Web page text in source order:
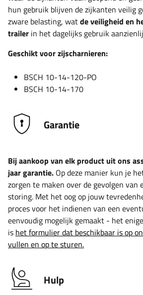
hun gebruik blijven de zijkanten veilig
zware belasting, watde veiligheid en
trailer in het dagelijks gebruik
Geschikt voor zijscharnieren:
BSCH 10-14-120-PO
BSCH 10-14-170
Garantie
Bij aankoop van elk product uit ons
jaar garantie. Op deze manier kun je
zorgen te maken over de gevolgen van
storing. Met het oog op jouw
proces voor het indienen van een
eenvoudig mogelijk gemaakt - het
is het formulier dat beschikbaar is op
vullen en op te sturen.
Hulp